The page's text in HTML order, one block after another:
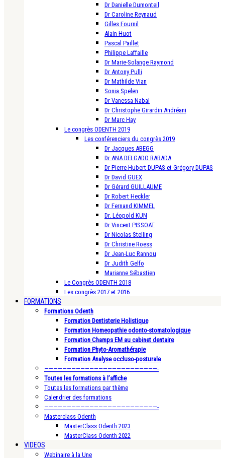
Dr Danielle Dumonteil
Dr Caroline Reynaud
Gilles Fournil
Alain Huot
Pascal Paillet
Philippe Laffaille
Dr Marie-Solange Raymond
Dr Antony Pulli
Dr Mathilde Vian
Sonia Spelen
Dr Vanessa Nabal
Dr Christophe Girardin Andréani
Dr Marc Hay
Le congrès ODENTH 2019
Les conférenciers du congrès 2019
Dr Jacques ABEGG
Dr ANA DELGADO RABADA
Dr Pierre-Hubert DUPAS et Grégory DUPAS
Dr David GUEX
Dr Gérard GUILLAUME
Dr Robert Heckler
Dr Fernand KIMMEL
Dr. Léopold KUN
Dr Vincent PISSOAT
Dr Nicolas Stelling
Dr Christine Roess
Dr Jean-Luc Rannou
Dr Judith Gelfo
Marianne Sébastien
Le Congrès ODENTH 2018
Les congrès 2017 et 2016
FORMATIONS
Formations Odenth
Formation Dentisterie Holistique
Formation Homeopathie odonto-stomatologique
Formation Champs EM au cabinet dentaire
Formation Phyto-Aromathérapie
Formation Analyse occluso-posturale
—————————————————————————-
Toutes les formations à l’affiche
Toutes les formations par thème
Calendrier des formations
—————————————————————————-
Masterclass Odenth
MasterClass Odenth 2023
MasterClass Odenth 2022
VIDEOS
Webinaire à la Une